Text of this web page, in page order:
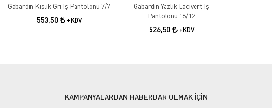
Gabardin Kışlık Gri İş Pantolonu 7/7
553,50 +KDV
Gabardin Yazlık Lacivert İş
Pantolonu 16/12
526,50 +KDV
KAMPANYALARDAN HABERDAR OLMAK İÇİN